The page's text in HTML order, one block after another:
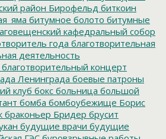
район Бирофельд биткоин
битумное болото битумные
кафедральный собор
года благотворительная
деятельность
благотворительный концерт
Ленинграда боевые патроны
клуб бокс больница большой
бомба бомбоубежище Борис
браконьер Бридер брусит
будущие врачи будущие